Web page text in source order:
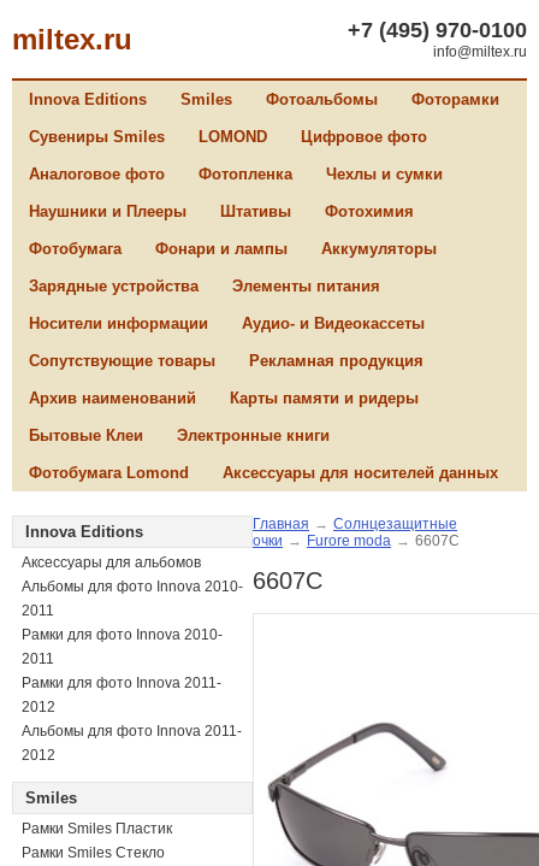
miltex.ru +7 (495) 970-0100
info@miltex.ru
Innova Editions Smiles Фотоальбомы Фоторамки
Сувениры Smiles LOMOND Цифровое фото
Аналоговое фото Фотопленка Чехлы и сумки
Наушники и Плееры Штативы Фотохимия
Фотобумага Фонари и лампы Аккумуляторы
Зарядные устройства Элементы питания
Носители информации Аудио- и Видеокассеты
Сопутствующие товары Рекламная продукция
Архив наименований Карты памяти и ридеры
Бытовые Клеи Электронные книги
Фотобумага Lomond Аксессуары для носителей данных
Innova Editions
Аксессуары для альбомов
Альбомы для фото Innova 2010-
2011
Рамки для фото Innova 2010-
2011
Рамки для фото Innova 2011-
2012
Альбомы для фото Innova 2011-
2012
Smiles
Рамки Smiles Пластик
Рамки Smiles Стекло
Главная → Солнцезащитные
очки → Furore moda → 6607C
6607C